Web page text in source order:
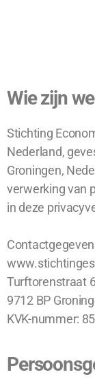
Wie zijn we
Stichting
Nederland,
Groningen,
verwerking van
in deze
Turftorenstraat
9712 BP
KVK-nummer: